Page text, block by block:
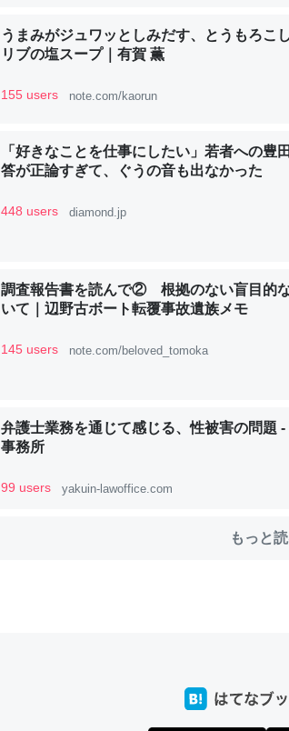
論文では「淡水はカルシウムも酸素も不足して
は」とあって面白い。海にいる鋏角類（カブト
─ニュース :: 【研究発表】昆虫学の大問題＝「昆虫はな
これを元に考えるとカルシウムを大量に使う脊
ウチもEchoを実家に置いて４年。でたまに覗
れ見て生きてるなって分かる。
─たまにLINEするくらいだった遠方の父67歳と僕。IT
うまみがジュワッとしみだす、とうもろこ
リブの塩スープ｜有賀 薫
155 users note.com/kaorun
「好きなことを仕事にしたい」若者への豊
答が正論すぎて、ぐうの音も出なかった
448 users diamond.jp
調査報告書を読んで② 根拠のない盲目的
いて｜辺野古ボート転覆事故遺族メモ
145 users note.com/beloved_tomoka
弁護士業務を通じて感じる、性被害の問題 -
事務所
99 users yakuin-lawoffice.com
もっと